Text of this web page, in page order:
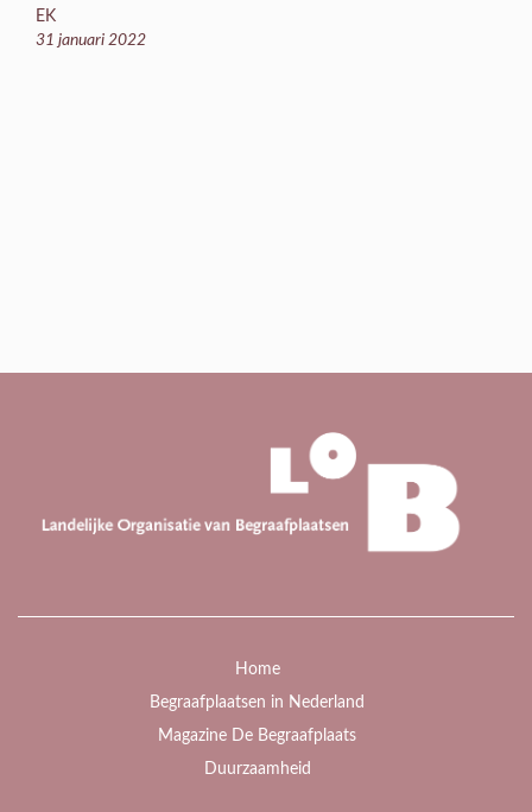
EK
31 januari 2022
Home
Begraafplaatsen in Nederland
Magazine De Begraafplaats
Duurzaamheid